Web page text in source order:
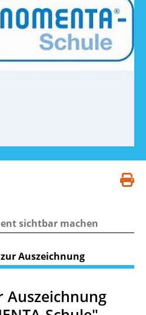
sichtbar machen
Auszeichnung
Auszeichnung